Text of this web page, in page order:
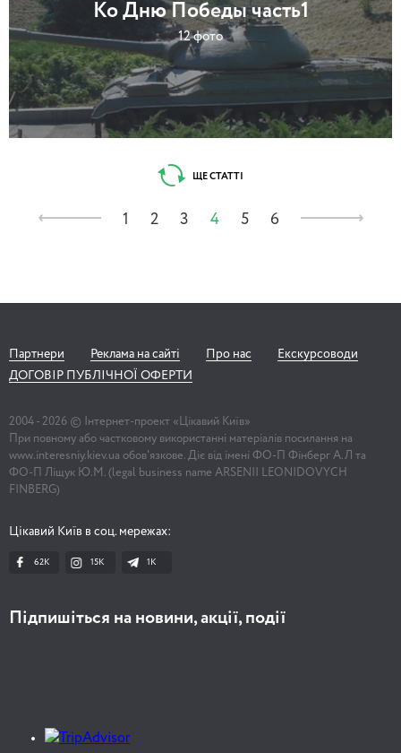
Ко Дню Победы часть1
12 фото
ЩЕ СТАТТІ
1 2 3 4 5 6
Партнери Реклама на сайті Про нас
Екскурсоводи
ДОГОВІР ПУБЛІЧНОЇ ОФЕРТИ
2004 - 2026 © Інтернет-проект «Цікавий Київ»
При повному або частковому використанні матеріалів посилання на
www.interesniy.kiev.ua обов'язкове. Діє від імені ФО-П Фінберг А.Л та
ФО-П Ліщук Ю.М. (legal business name ARSENII LEONIDOVYCH
FINBERG)
Цікавий Київ в соц. мережах:
62K 15K 1К
Підпишіться на новини, акції, події